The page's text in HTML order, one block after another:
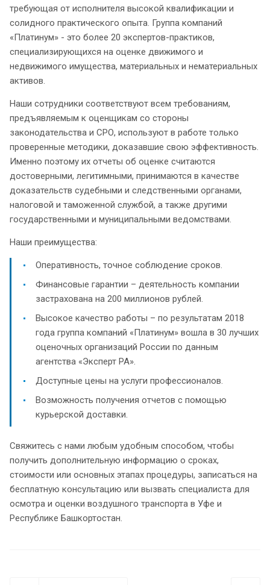
требующая от исполнителя высокой квалификации и
солидного практического опыта. Группа компаний
«Платинум» - это более 20 экспертов-практиков,
специализирующихся на оценке движимого и
недвижимого имущества, материальных и нематериальных
активов.
Наши сотрудники соответствуют всем требованиям,
предъявляемым к оценщикам со стороны
законодательства и СРО, используют в работе только
проверенные методики, доказавшие свою эффективность.
Именно поэтому их отчеты об оценке считаются
достоверными, легитимными, принимаются в качестве
доказательств судебными и следственными органами,
налоговой и таможенной службой, а также другими
государственными и муниципальными ведомствами.
Наши преимущества:
Оперативность, точное соблюдение сроков.
Финансовые гарантии – деятельность компании
застрахована на 200 миллионов рублей.
Высокое качество работы – по результатам 2018
года группа компаний «Платинум» вошла в 30 лучших
оценочных организаций России по данным
агентства «Эксперт РА».
Доступные цены на услуги профессионалов.
Возможность получения отчетов с помощью
курьерской доставки.
Свяжитесь с нами любым удобным способом, чтобы
получить дополнительную информацию о сроках,
стоимости или основных этапах процедуры, записаться на
бесплатную консультацию или вызвать специалиста для
осмотра и оценки воздушного транспорта в Уфе и
Республике Башкортостан.